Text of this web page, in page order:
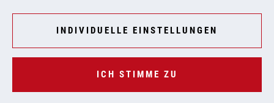
INDIVIDUELLE EINSTELLUNGEN
ICH STIMME ZU